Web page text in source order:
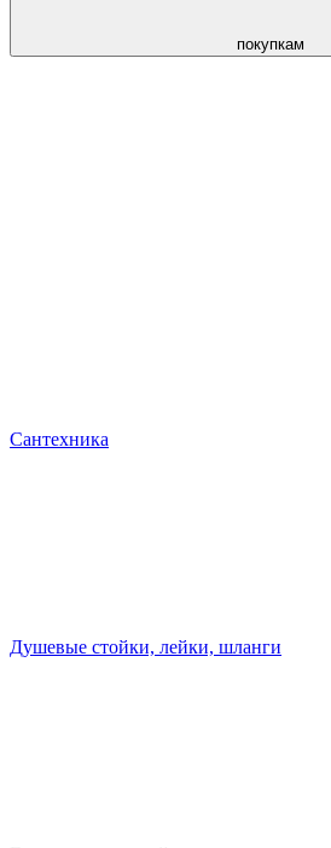
покупкам
Сантехника
Душевые стойки, лейки, шланги